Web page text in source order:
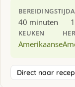
BEREIDINGSTIJD
40 minuten
KEUKEN
Amerikaanse
Direct naar